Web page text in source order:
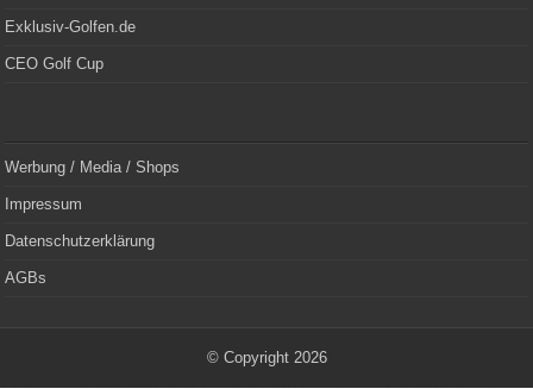
Exklusiv-Golfen.de
CEO Golf Cup
Werbung / Media / Shops
Impressum
Datenschutzerklärung
AGBs
© Copyright 2026